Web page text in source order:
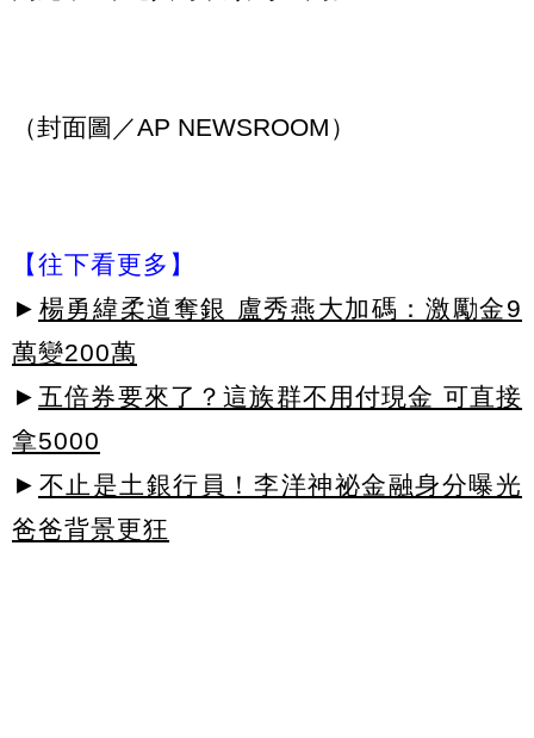
（封面圖／AP NEWSROOM）
【往下看更多】
► 楊勇緯柔道奪銀 盧秀燕大加碼：激勵金9
萬變200萬
► 五倍券要來了？這族群不用付現金 可直接
拿5000
► 不止是土銀行員！李洋神祕金融身分曝光
爸爸背景更狂